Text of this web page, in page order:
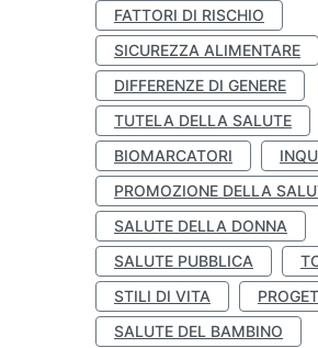
FATTORI DI RISCHIO
SICUREZZA ALIMENTARE
DIFFERENZE DI GENERE
TUTELA DELLA SALUTE
BIOMARCATORI
PROMOZIONE DELLA
SALUTE DELLA DONNA
SALUTE PUBBLICA
STILI DI VITA
SALUTE DEL BAMBINO